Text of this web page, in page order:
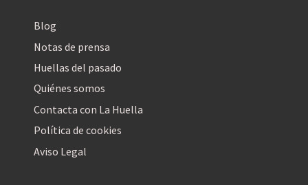
Blog
Notas de prensa
Huellas del pasado
Quiénes somos
Contacta con La Huella
Política de cookies
Aviso Legal